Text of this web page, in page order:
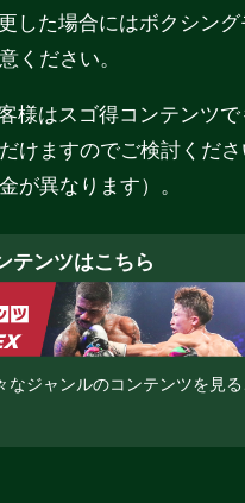
した場合にはボクシン
ください。
様はスゴ得コンテンツ
けますのでご検討くだ
が異なります）。
テンツはこちら
なジャンルのコンテンツを見